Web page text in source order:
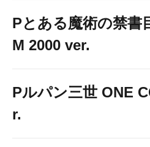
Pとある魔術の禁書
M 2000 ver.
Pルパン三世 ONE
r.